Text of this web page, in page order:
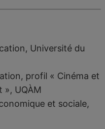
Université du
profil « Cinéma et
», UQÀM
et sociale,